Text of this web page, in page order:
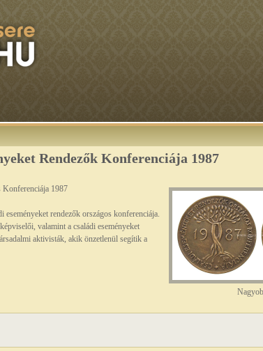
Rendezők Konferenciája 1987
Konferenciája 1987
rendezők országos konferenciája.
valamint a családi eseményeket
aktivisták, akik önzetlenül segítik a